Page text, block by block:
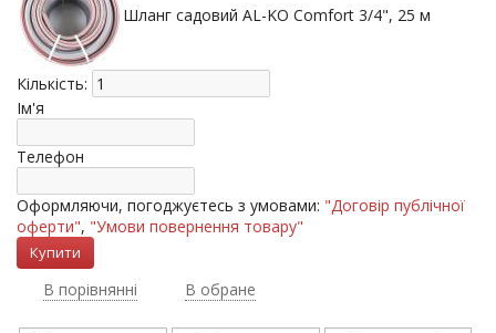
Шланг садовий AL-KO Comfort 3/4", 25 м
Кількість:
Ім'я
Телефон
Оформляючи, погоджуєтесь з умовами: "Договір публічної
оферти", "Умови повернення товару"
В порівнянні В обране